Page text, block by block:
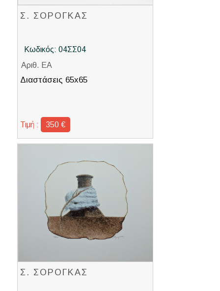
Σ. ΣΟΡΟΓΚΑΣ
Κωδικός: 04ΣΣ04
Αριθ. ΕΑ
Διαστάσεις 65x65
Τιμή : 350 €
Σ. ΣΟΡΟΓΚΑΣ